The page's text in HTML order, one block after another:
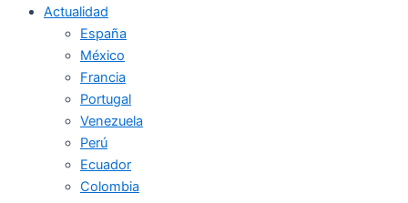
Actualidad
España
México
Francia
Portugal
Venezuela
Perú
Ecuador
Colombia